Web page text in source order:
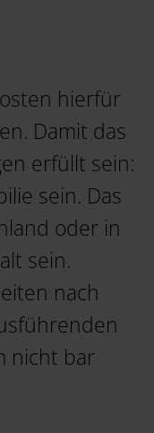
hierfür
Damit das
erfüllt sein:
sein. Das
oder in
sein.
nach
nicht bar